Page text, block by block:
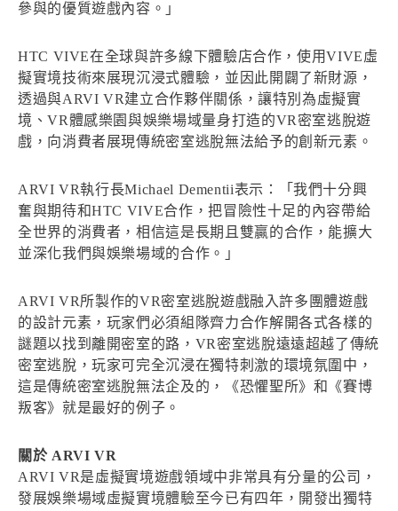
參與的優質遊戲內容。」
HTC VIVE在全球與許多線下體驗店合作，使用VIVE虛
擬實境技術來展現沉浸式體驗，並因此開闢了新財源，
透過與ARVI VR建立合作夥伴關係，讓特別為虛擬實
境、VR體感樂園與娛樂場域量身打造的VR密室逃脫遊
戲，向消費者展現傳統密室逃脫無法給予的創新元素。
ARVI VR執行長Michael Dementii表示：「我們十分興
奮與期待和HTC VIVE合作，把冒險性十足的內容帶給
全世界的消費者，相信這是長期且雙贏的合作，能擴大
並深化我們與娛樂場域的合作。」
ARVI VR所製作的VR密室逃脫遊戲融入許多團體遊戲
的設計元素，玩家們必須組隊齊力合作解開各式各樣的
謎題以找到離開密室的路，VR密室逃脫遠遠超越了傳統
密室逃脫，玩家可完全沉浸在獨特刺激的環境氛圍中，
這是傳統密室逃脫無法企及的，《恐懼聖所》和《賽博
叛客》就是最好的例子。
關於 ARVI VR
ARVI VR是虛擬實境遊戲領域中非常具有分量的公司，
發展娛樂場域虛擬實境體驗至今已有四年，開發出獨特